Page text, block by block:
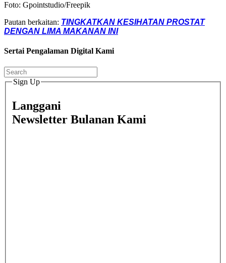
Foto: Gpointstudio/Freepik
Pautan berkaitan: TINGKATKAN KESIHATAN PROSTAT
DENGAN LIMA MAKANAN INI
Sertai Pengalaman Digital Kami
Sign Up
Langgani
Newsletter Bulanan Kami